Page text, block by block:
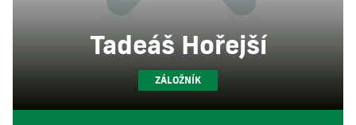
Tadeáš Hořejší
ZÁLOŽNÍK